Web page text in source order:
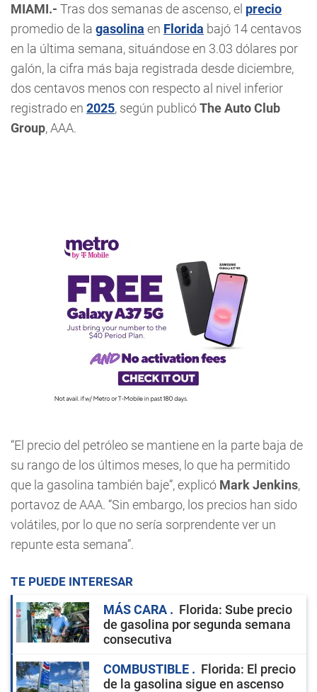
MIAMI.- Tras dos semanas de ascenso, el precio
promedio de la gasolina en Florida bajó 14 centavos
en la última semana, situándose en 3.03 dólares por
galón, la cifra más baja registrada desde diciembre,
dos centavos menos con respecto al nivel inferior
registrado en 2025, según publicóThe Auto Club
Group, AAA.
“El precio del petróleo se mantiene en la parte baja de
su rango de los últimos meses, lo que ha permitido
que la gasolina también baje”, explicó Mark Jenkins,
portavoz de AAA. “Sin embargo, los precios han sido
volátiles, por lo que no sería sorprendente ver un
repunte esta semana”.
TE PUEDE INTERESAR
MÁS CARA
Florida: Sube precio
de gasolina por segunda semana
consecutiva
COMBUSTIBLE
Florida: El precio
de la gasolina sigue en ascenso